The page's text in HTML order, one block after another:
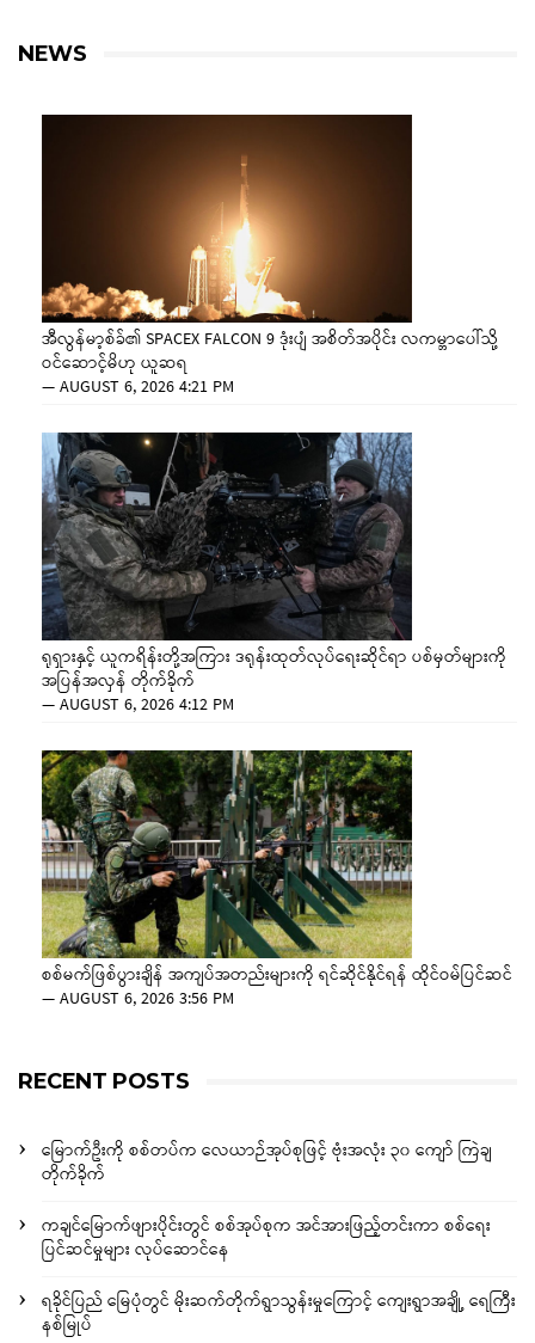
NEWS
အီလွန်မာ့စ်ခ်၏ SPACEX FALCON 9 ဒုံးပျံ အစိတ်အပိုင်း လကမ္ဘာပေါ်သို့
ဝင်ဆောင့်မိဟု ယူဆရ
—AUGUST 6, 2026 4:21 PM
ရုရှားနှင့် ယူကရိန်းတို့အကြား ဒရုန်းထုတ်လုပ်ရေးဆိုင်ရာ ပစ်မှတ်များကို
အပြန်အလှန် တိုက်ခိုက်
—AUGUST 6, 2026 4:12 PM
စစ်မက်ဖြစ်ပွားချိန် အကျပ်အတည်းများကို ရင်ဆိုင်နိုင်ရန် ထိုင်ဝမ်ပြင်ဆင်
—AUGUST 6, 2026 3:56 PM
RECENT POSTS
မြောက်ဦးကို စစ်တပ်က လေယာဉ်အုပ်စုဖြင့် ဗုံးအလုံး ၃၀ ကျော် ကြဲချ
တိုက်ခိုက်
ကချင်မြောက်ဖျားပိုင်းတွင် စစ်အုပ်စုက အင်အားဖြည့်တင်းကာ စစ်ရေး
ပြင်ဆင်မှုများ လုပ်ဆောင်နေ
ရခိုင်ပြည် မြေပုံတွင် မိုးဆက်တိုက်ရွာသွန်းမှုကြောင့် ကျေးရွာအချို့ ရေကြီး
နစ်မြုပ်